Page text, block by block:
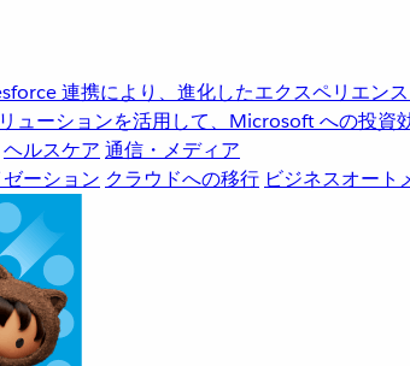
連携により、進化したエクスペリエン
ューションを活用して、Microsoft への投資
ヘルスケア 通信・メディア
ーション クラウドへの移行 ビジネスオート